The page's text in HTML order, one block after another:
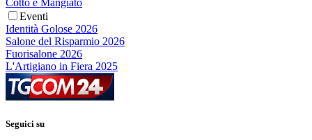
Cotto e Mangiato
Eventi
Identità Golose 2026
Salone del Risparmio 2026
Fuorisalone 2026
L'Artigiano in Fiera 2025
Seguici su